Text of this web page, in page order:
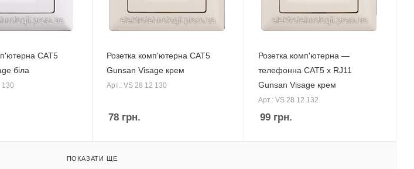
CAT5
біла
130
Розетка комп'ютерна CAT5
Gunsan Visage крем
Арт.: VS 28 12 130
78грн.
Розетка комп'ютерна —
телефонна CAT5 x RJ11
Gunsan Visage крем
Арт.: VS 28 12 132
99 грн.
ПОКАЗАТИ ЩЕ